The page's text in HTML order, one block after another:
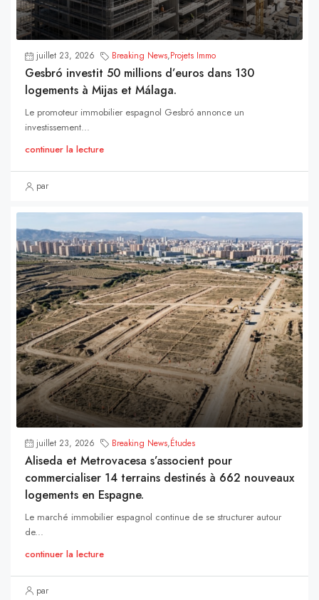
juillet 23, 2026 Breaking News,Projets Immo
Gesbró investit 50 millions d’euros dans 130
logements à Mijas et Málaga.
Le promoteur immobilier espagnol Gesbró annonce un
investissement...
continuer la lecture
par
juillet 23, 2026 Breaking News,Études
Aliseda et Metrovacesa s’associent pour
commercialiser 14 terrains destinés à 662 nouveaux
logements en Espagne.
Le marché immobilier espagnol continue de se structurer autour
de...
continuer la lecture
par